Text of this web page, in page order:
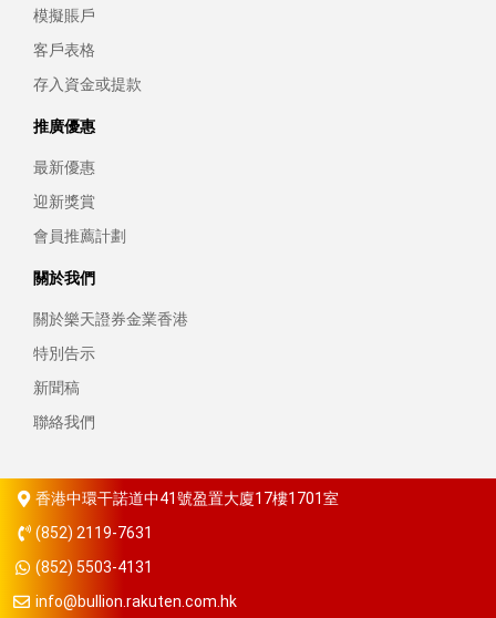
模擬賬戶
客戶表格
存入資金或提款
推廣優惠
最新優惠
迎新獎賞
會員推薦計劃
關於我們
關於樂天證券金業香港
特別告示
新聞稿
聯絡我們
香港中環干諾道中41號盈置大廈17樓1701室
(852) 2119-7631
(852) 5503-4131
info@bullion.rakuten.com.hk